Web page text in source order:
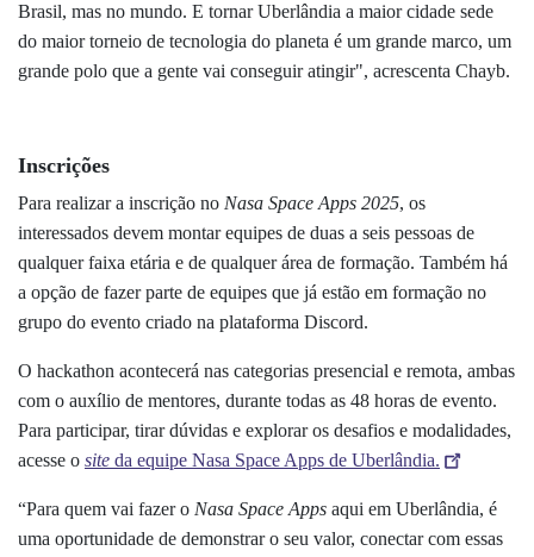
Brasil, mas no mundo. E tornar Uberlândia a maior cidade sede
do maior torneio de tecnologia do planeta é um grande marco, um
grande polo que a gente vai conseguir atingir", acrescenta Chayb.
Inscrições
Para realizar a inscrição no Nasa Space Apps 2025, os
interessados devem montar equipes de duas a seis pessoas de
qualquer faixa etária e de qualquer área de formação. Também há
a opção de fazer parte de equipes que já estão em formação no
grupo do evento criado na plataforma Discord.
O hackathon acontecerá nas categorias presencial e remota, ambas
com o auxílio de mentores, durante todas as 48 horas de evento.
Para participar, tirar dúvidas e explorar os desafios e modalidades,
acesse o site da equipe Nasa Space Apps de Uberlândia.
“Para quem vai fazer o Nasa Space Apps aqui em Uberlândia, é
uma oportunidade de demonstrar o seu valor, conectar com essas